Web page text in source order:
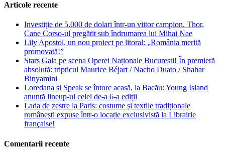
Articole recente
Investiție de 5.000 de dolari într-un viitor campion. Thor,
Cane Corso-ul pregătit sub îndrumarea lui Mihai Nae
Lily Apostol, un nou proiect pe litoral: „România merită
promovată!”
Stars Gala pe scena Operei Naționale București! În premieră
absolută: tripticul Maurice Béjart / Nacho Duato / Shahar
Binyamini
Loredana și Speak se întorc acasă, la Bacău: Young Island
anunță lineup-ul celei de-a 6-a ediții
Lada de zestre la Paris: costume și textile tradiționale
românești expuse într-o locație exclusivistă la Librairie
française!
Comentarii recente